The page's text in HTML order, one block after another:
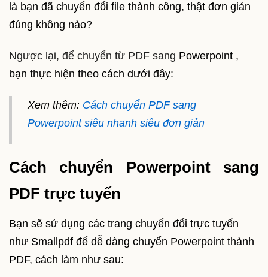
là bạn đã chuyển đổi file thành công, thật đơn giản
đúng không nào?
Ngược lại, để chuyển từ PDF sang Powerpoint ,
bạn thực hiện theo cách dưới đây:
Xem thêm: Cách chuyển PDF sang
Powerpoint siêu nhanh siêu đơn giản
Cách chuyển Powerpoint sang
PDF trực tuyến
Bạn sẽ sử dụng các trang chuyển đổi trực tuyến
như Smallpdf để dễ dàng chuyển Powerpoint thành
PDF, cách làm như sau: